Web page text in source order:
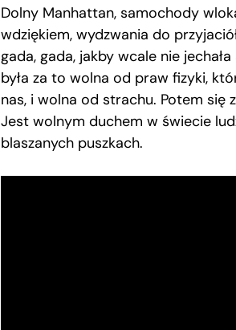
Dolny Manhattan, samochody
wdziękiem, wydzwania do
gada, gada, jakby wcale nie
była za to wolna od praw fizyki,
nas, i wolna od strachu. Potem się
Jest wolnym duchem w świecie
blaszanych puszkach.